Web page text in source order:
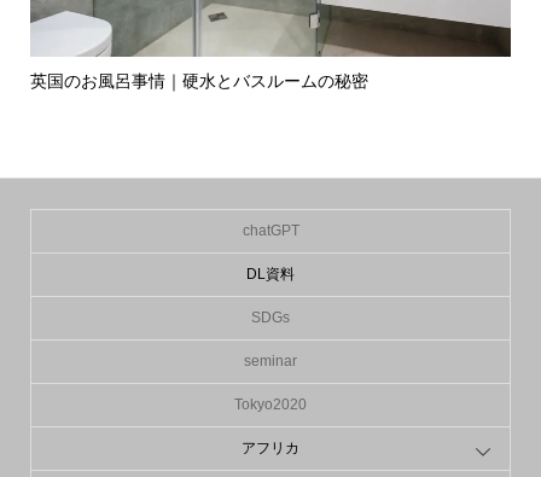
英国のお風呂事情｜硬水とバスルームの秘密
chatGPT
DL資料
SDGs
seminar
Tokyo2020
アフリカ